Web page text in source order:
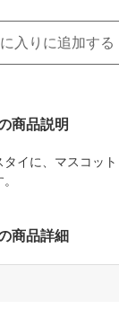
入りに追加する
商品説明
タイに、マスコッ
商品詳細